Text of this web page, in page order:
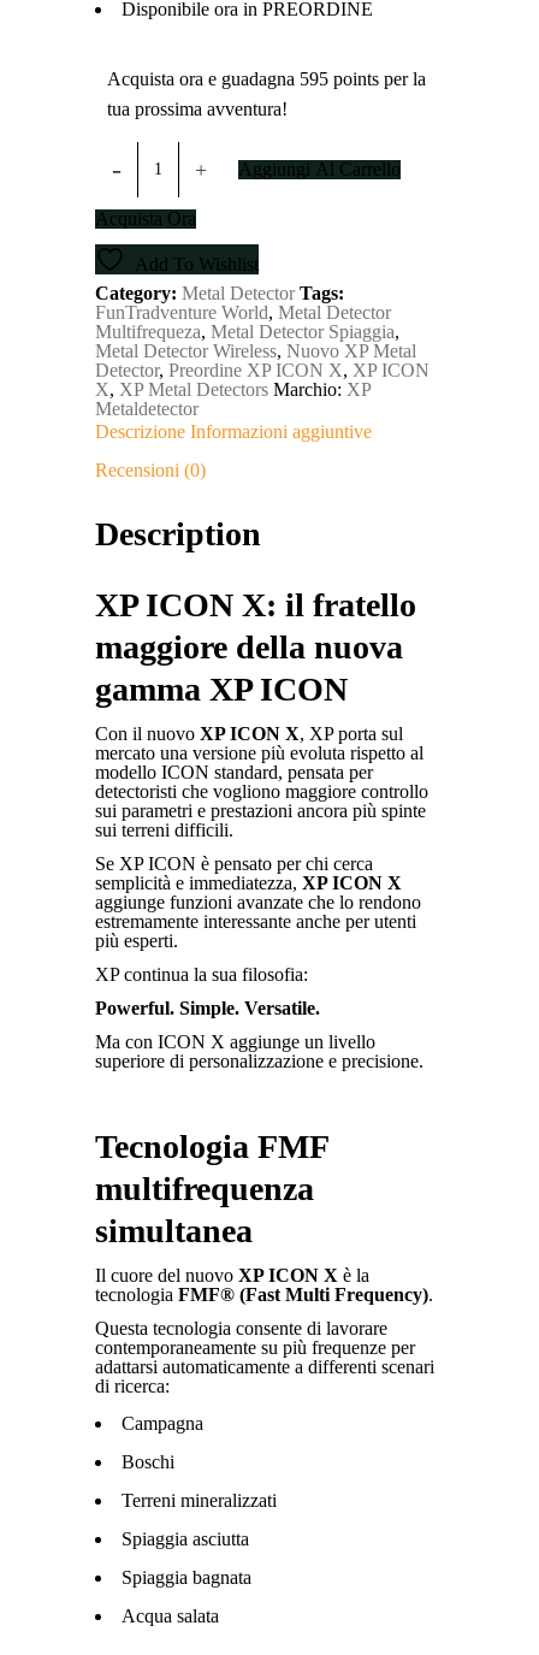
Disponibile ora in PREORDINE
Acquista ora e guadagna 595 points per la
tua prossima avventura!
ICON
Metal
Detector
Wireless
FMF
FULL
SUPER
PROMO!!
quantity
Aggiungi Al Carrello
Acquista Ora
Add To Wishlist
Category: Metal Detector Tags:
FunTradventure World, Metal Detector
Multifrequeza, Metal Detector Spiaggia,
Metal Detector Wireless, Nuovo XP Metal
Detector, Preordine XP ICON X, XP ICON
X, XP Metal Detectors Marchio: XP
Metaldetector
Descrizione Informazioni aggiuntive
Recensioni (0)
Description
XP ICON X: il fratello
maggiore della nuova
gamma XP ICON
Con il nuovo XP ICON X, XP porta sul
mercato una versione più evoluta rispetto al
modello ICON standard, pensata per
detectoristi che vogliono maggiore controllo
sui parametri e prestazioni ancora più spinte
sui terreni difficili.
Se XP ICON è pensato per chi cerca
semplicità e immediatezza, XP ICON X
aggiunge funzioni avanzate che lo rendono
estremamente interessante anche per utenti
più esperti.
XP continua la sua filosofia:
Powerful. Simple. Versatile.
Ma con ICON X aggiunge un livello
superiore di personalizzazione e precisione.
Tecnologia FMF
multifrequenza
simultanea
Il cuore del nuovo XP ICON X è la
tecnologia FMF® (Fast Multi Frequency).
Questa tecnologia consente di lavorare
contemporaneamente su più frequenze per
adattarsi automaticamente a differenti scenari
di ricerca:
Campagna
Boschi
Terreni mineralizzati
Spiaggia asciutta
Spiaggia bagnata
Acqua salata